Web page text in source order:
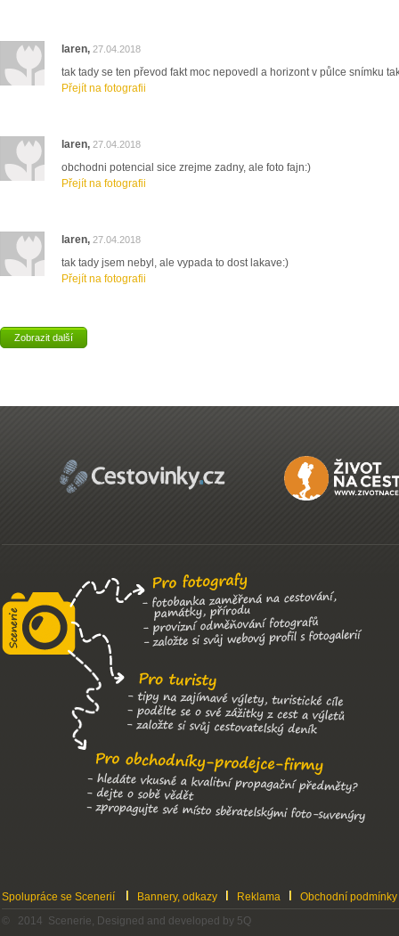
laren, 27.04.2018
tak tady se ten převod fakt moc nepovedl a horizont v půlce snímku
Přejít na fotografii
laren, 27.04.2018
obchodni potencial sice zrejme zadny, ale foto fajn:)
Přejít na fotografii
laren, 27.04.2018
tak tady jsem nebyl, ale vypada to dost lakave:)
Přejít na fotografii
Zobrazit další
Spolupráce se Scenerií Bannery, odkazy Reklama
Obchodní podmínky
© 2014 Scenerie, Designed and developed by 5Q